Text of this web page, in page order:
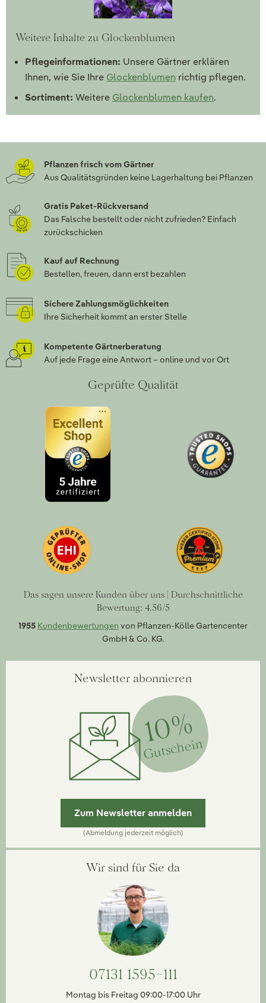
Weitere Inhalte zu Glockenblumen
Pflegeinformationen: Unsere Gärtner erklären
Ihnen, wie Sie Ihre Glockenblumen richtig pflegen.
Sortiment: Weitere Glockenblumen kaufen.
Pflanzen frisch vom Gärtner
Aus Qualitätsgründen keine Lagerhaltung bei Pflanzen
Gratis Paket-Rückversand
Das Falsche bestellt oder nicht zufrieden? Einfach
zurückschicken
Kauf auf Rechnung
Bestellen, freuen, dann erst bezahlen
Sichere Zahlungsmöglichkeiten
Ihre Sicherheit kommt an erster Stelle
Kompetente Gärtnerberatung
Auf jede Frage eine Antwort – online und vor Ort
Geprüfte Qualität
Das sagen unsere Kunden über uns | Durchschnittliche
Bewertung: 4.56/5
1955 Kundenbewertungen von Pflanzen-Kölle Gartencenter
GmbH & Co. KG.
Newsletter abonnieren
10%
Gutschein
Zum Newsletter anmelden
(Abmeldung jederzeit möglich)
Wir sind für Sie da
07131 1595-111
Montag bis Freitag 09:00-17:00 Uhr